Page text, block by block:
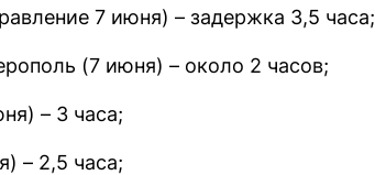
7 июня) – задержка 3,5 часа;
(7 июня) – около 2 часов;
– 3 часа;
– 2,5 часа;